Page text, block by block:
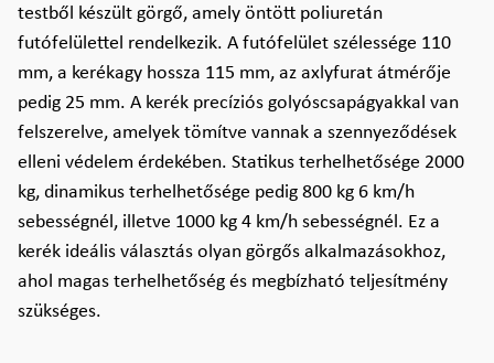
testből készült görgő, amely öntött poliuretán
futófelülettel rendelkezik. A futófelület szélessége 110
mm, a kerékagy hossza 115 mm, az axlyfurat átmérője
pedig 25 mm. A kerék precíziós golyóscsapágyakkal van
felszerelve, amelyek tömítve vannak a szennyeződések
elleni védelem érdekében. Statikus terhelhetősége 2000
kg, dinamikus terhelhetősége pedig 800 kg 6 km/h
sebességnél, illetve 1000 kg 4 km/h sebességnél. Ez a
kerék ideális választás olyan görgős alkalmazásokhoz,
ahol magas terhelhetőség és megbízható teljesítmény
szükséges.